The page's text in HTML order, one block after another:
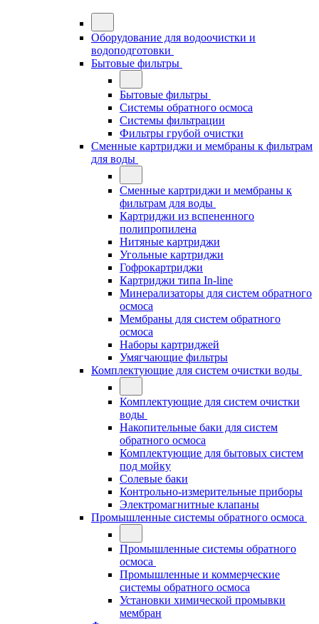
Оборудование для водоочистки и
водоподготовки
Бытовые фильтры
Бытовые фильтры
Системы обратного осмоса
Системы фильтрации
Фильтры грубой очистки
Сменные картриджи и мембраны к фильтрам
для воды
Сменные картриджи и мембраны к
фильтрам для воды
Картриджи из вспененного
полипропилена
Нитяные картриджи
Угольные картриджи
Гофрокартриджи
Картриджи типа In-line
Минерализаторы для систем обратного
осмоса
Мембраны для систем обратного
осмоса
Наборы картриджей
Умягчающие фильтры
Комплектующие для систем очистки воды
Комплектующие для систем очистки
воды
Накопительные баки для систем
обратного осмоса
Комплектующие для бытовых систем
под мойку
Солевые баки
Контрольно-измерительные приборы
Электромагнитные клапаны
Промышленные системы обратного осмоса
Промышленные системы обратного
осмоса
Промышленные и коммерческие
системы обратного осмоса
Установки химической промывки
мембран